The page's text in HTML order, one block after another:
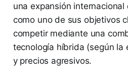
una expansión
como uno de sus objetivos
competir mediante una
tecnología híbrida (según la
y precios agresivos.